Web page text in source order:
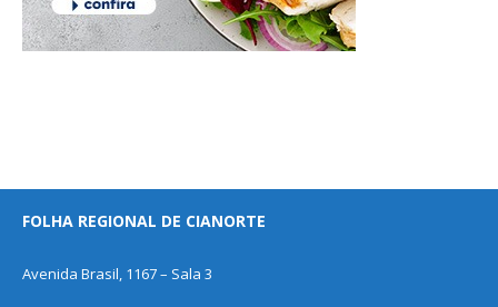
FOLHA REGIONAL DE CIANORTE
Avenida Brasil, 1167 – Sala 3